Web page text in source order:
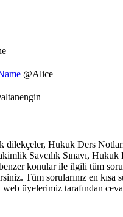
@Alice
dilekçeler, Hukuk Ders
Savcılık Sınavı,
konular ile ilgili tüm
Tüm sorularınız en kısa
üyelerimiz tarafından